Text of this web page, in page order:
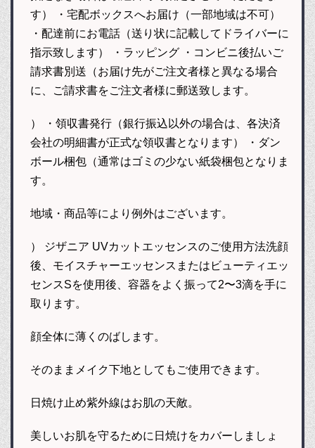
す） ・宅配ボックスへお届け（一部地域は不可）
・配達前にお電話（送り状に記載してドライバーに
指示致します） ・ラッピング ・コンビニ後払いご
請求書別送（お届け先がご注文者様と異なる場合
に、ご請求書をご注文者様に郵送致します。
） ・領収書発行（銀行振込以外の場合は、各決済
会社の明細書が正式な領収書となります） ・ダン
ボール梱包（通常はゴミの少ない紙袋梱包となりま
す。
地域・商品等により例外はございます。
） ジザニア UVカットエッセンスのご使用方法洗顔
後、モイスチャーエッセンスまたはビューティエッ
センスSを使用後、容器をよく振って2〜3滴を手に
取ります。
顔全体に薄くのばします。
そのままメイク下地としてもご使用できます。
日焼け止め紫外線はお肌の天敵。
美しいお肌を守るために日焼けをカバーしましょ